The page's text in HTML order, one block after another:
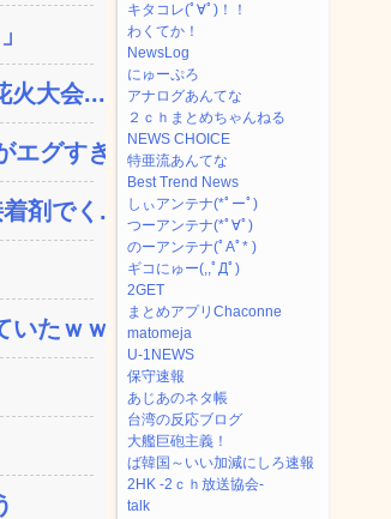
火大会...
エグすぎ...
剤でく...
いたｗｗｗ...
キタコレ(ﾟ∀ﾟ)！！
わくてか！
NewsLog
にゅーぷろ
アナログあんてな
２ｃｈまとめちゃんねる
NEWS CHOICE
特亜流あんてな
Best Trend News
しぃアンテナ(*ﾟーﾟ)
つーアンテナ(*ﾟ∀ﾟ)
のーアンテナ(ﾟAﾟ* )
ギコにゅー(,,ﾟДﾟ)
2GET
まとめアプリChaconne
matomeja
U-1NEWS
保守速報
あじあのネタ帳
台湾の反応ブログ
大艦巨砲主義！
ば韓国～いい加減にしろ速報
2HK -2ｃｈ放送協会-
talk